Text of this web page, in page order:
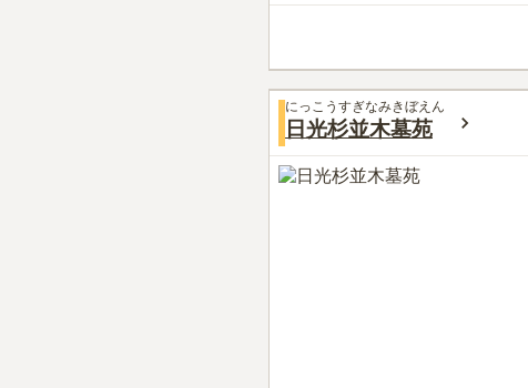
にっこうすぎなみきぼえん
日光杉並木墓苑